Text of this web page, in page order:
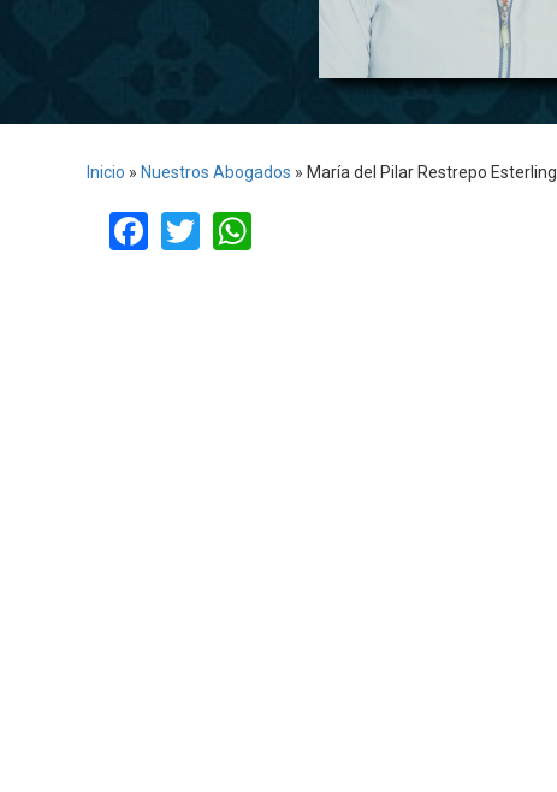
Inicio » Nuestros Abogados » María del Pilar Restrepo Esterling
Facebook
Twitter